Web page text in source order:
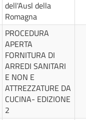
dell'Ausl della
Romagna
PROCEDURA
APERTA
FORNITURA DI
ARREDI SANITARI
E NON E
ATTREZZATURE DA
CUCINA- EDIZIONE
2